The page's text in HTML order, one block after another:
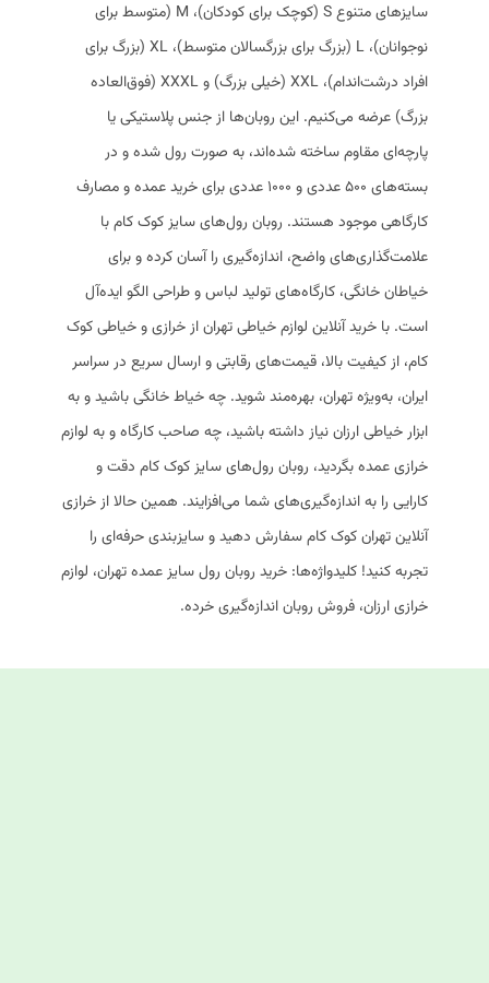
سایزهای متنوع S (کوچک برای کودکان)، M (متوسط برای
نوجوانان)، L (بزرگ برای بزرگسالان متوسط)، XL (بزرگ برای
افراد درشت‌اندام)، XXL (خیلی بزرگ) و XXXL (فوق‌العاده
بزرگ) عرضه می‌کنیم. این روبان‌ها از جنس پلاستیکی یا
پارچه‌ای مقاوم ساخته شده‌اند، به صورت رول شده و در
بسته‌های ۵۰۰ عددی و ۱۰۰۰ عددی برای خرید عمده و مصارف
کارگاهی موجود هستند. روبان رول‌های سایز کوک کام با
علامت‌گذاری‌های واضح، اندازه‌گیری را آسان کرده و برای
خیاطان خانگی، کارگاه‌های تولید لباس و طراحی الگو ایده‌آل
است. با خرید آنلاین لوازم خیاطی تهران از خرازی و خیاطی کوک
کام، از کیفیت بالا، قیمت‌های رقابتی و ارسال سریع در سراسر
ایران، به‌ویژه تهران، بهره‌مند شوید. چه خیاط خانگی باشید و به
ابزار خیاطی ارزان نیاز داشته باشید، چه صاحب کارگاه و به لوازم
خرازی عمده بگردید، روبان رول‌های سایز کوک کام دقت و
کارایی را به اندازه‌گیری‌های شما می‌افزایند. همین حالا از خرازی
آنلاین تهران کوک کام سفارش دهید و سایزبندی حرفه‌ای را
تجربه کنید! کلیدواژه‌ها: خرید روبان رول سایز عمده تهران، لوازم
خرازی ارزان، فروش روبان اندازه‌گیری خرده.